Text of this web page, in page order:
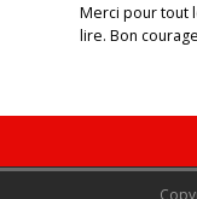
Merci pour tout
lire. Bon